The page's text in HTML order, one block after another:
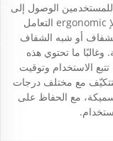
الوصول إلى
ما يقارب 100٪ من المنتج. ويضمن التصميم الإ ergonomic التعامل
الشفاف أو شبه الشفاف
ما تحتوي هذه
الاستخدام وتوقيت
لتتكيّف مع مختلف درجات
مع الحفاظ على